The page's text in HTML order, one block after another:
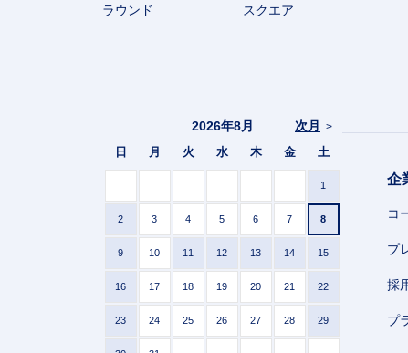
ラウンド
スクエア
次月 >
2026年8月
日 月 火 水 木 金 土
1
2 3 4 5 6 7 8
9 10 11 12 13 14 15
16 17 18 19 20 21 22
23 24 25 26 27 28 29
企
コ
プ
採
プ